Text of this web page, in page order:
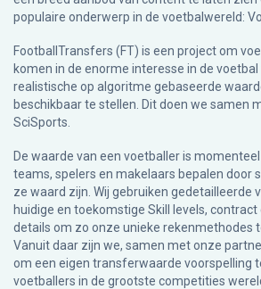
populaire onderwerp in de voetbalwereld:
FootballTransfers (FT) is een project om
komen in de enorme interesse in de
realistische op algoritme gebaseerde
beschikbaar te stellen. Dit doen we samen
SciSports
De waarde van een voetballer is
teams, spelers en makelaars bepalen door
ze waard zijn. Wij gebruiken gedetailleerde
huidige en toekomstige Skill levels,
details om zo onze unieke rekenmethodes
Vanuit daar zijn we, samen met onze
om een eigen transferwaarde voorspelling
voetballers in de grootste competities